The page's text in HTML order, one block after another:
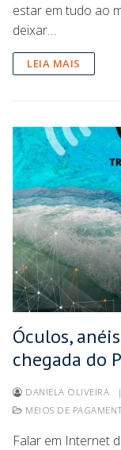
estar em tudo ao
deixar…
LEIA MAIS
Óculos,
chegada do
DANIELA OLIVEIRA |
MEIOS DE
Falar em Internet